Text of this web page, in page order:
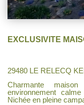
EXCLUSIVITE
29480 LE RELECQ
Charmante
environnement
Nichée en pleine